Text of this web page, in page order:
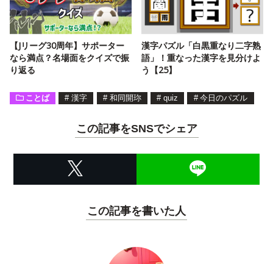
【Jリーグ30周年】サポーター
なら満点？名場面をクイズで振
り返る
漢字パズル「白黒重なり二字熟
語」！重なった漢字を見分けよ
う【25】
ことば # 漢字 # 和同開珎 # quiz # 今日のパズル
この記事をSNSでシェア
この記事を書いた人